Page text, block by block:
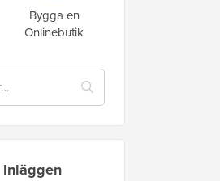
Bygga en
Onlinebutik
Inläggen